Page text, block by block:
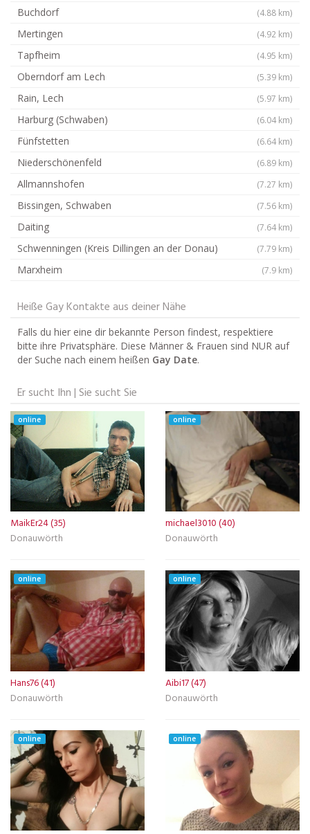
Buchdorf (4.88 km)
Mertingen (4.92 km)
Tapfheim (4.95 km)
Oberndorf am Lech (5.39 km)
Rain, Lech (5.97 km)
Harburg (Schwaben) (6.04 km)
Fünfstetten (6.64 km)
Niederschönenfeld (6.89 km)
Allmannshofen (7.27 km)
Bissingen, Schwaben (7.56 km)
Daiting (7.64 km)
Schwenningen (Kreis Dillingen an der Donau) (7.79 km)
Marxheim (7.9 km)
Heiße Gay Kontakte aus deiner Nähe
Falls du hier eine dir bekannte Person findest, respektiere
bitte ihre Privatsphäre. Diese Männer & Frauen sind NUR auf
der Suche nach einem heißen Gay Date.
Er sucht Ihn | Sie sucht Sie
online
MaikEr24 (35)
Donauwörth
online
michael3010 (40)
Donauwörth
online
Hans76 (41)
Donauwörth
online
Aibi17 (47)
Donauwörth
online online